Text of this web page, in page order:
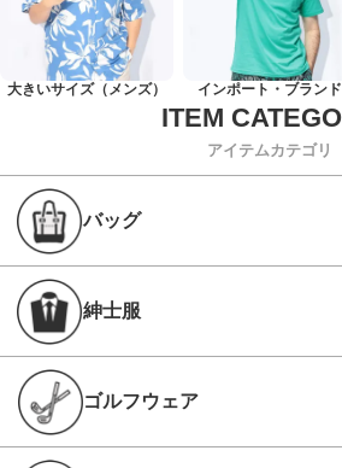
大きいサイズ（メンズ） インポート・ブランド
アイテムカテゴリ
バッグ
紳士服
ゴルフウェア